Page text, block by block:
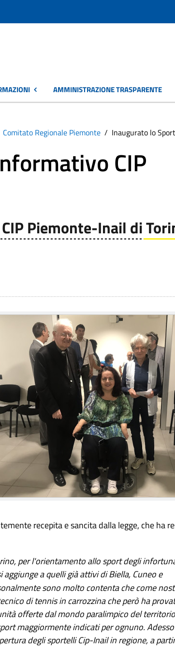
AMMINISTRAZIONE TRASPARENTE
Comitato Regionale Piemonte Inaugurato lo
CIP
Piemonte-Inail di
recepita e sancita dalla legge, che ha
per l'orientamento allo sport degli
a quelli già attivi di Biella, Cuneo e
sono molto contenta che come
di tennis in carrozzina che però ha
offerte dal mondo paralimpico del
maggiormente indicati per ognuno. Adesso
degli sportelli Cip-Inail in regione, a